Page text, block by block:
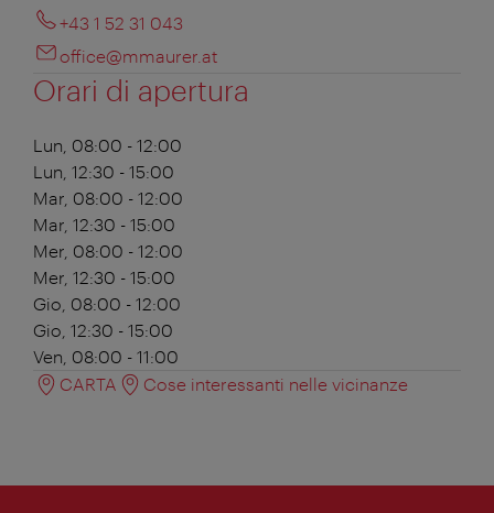
+43 1 52 31 043
office@mmaurer.at
Orari di apertura
Lun, 08:00 - 12:00
Lun, 12:30 - 15:00
Mar, 08:00 - 12:00
Mar, 12:30 - 15:00
Mer, 08:00 - 12:00
Mer, 12:30 - 15:00
Gio, 08:00 - 12:00
Gio, 12:30 - 15:00
Ven, 08:00 - 11:00
CARTA
Cose interessanti nelle vicinanze